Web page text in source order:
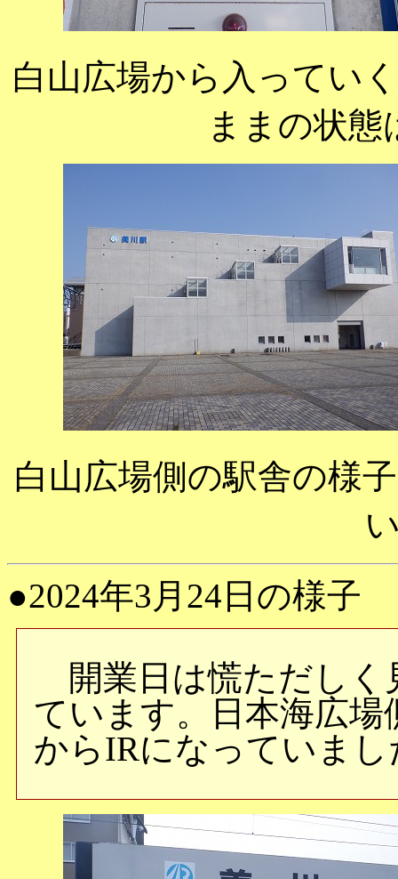
白山広場から入ってい
ままの状
白山広場側の駅舎の様
●2024年3月24日の様子
開業日は慌ただしく
ています。日本海広場
からIRになっていまし